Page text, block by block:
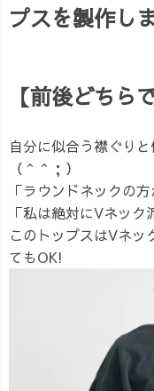
プスを製作し
【前後どちら
自分に似合う襟ぐり
（＾＾；）
「ラウンドネックの
「私は絶対にVネック
このトップスはVネッ
てもOK!